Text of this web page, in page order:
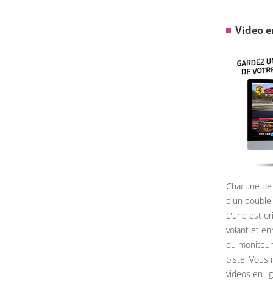
Video
Chacune
d'un
L'une est
volant et
du
piste. Vous
videos en